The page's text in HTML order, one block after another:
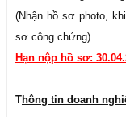
(Nhận hồ sơ photo,
sơ công chứng).
Hạn nộp hồ sơ:
Thông tin doanh